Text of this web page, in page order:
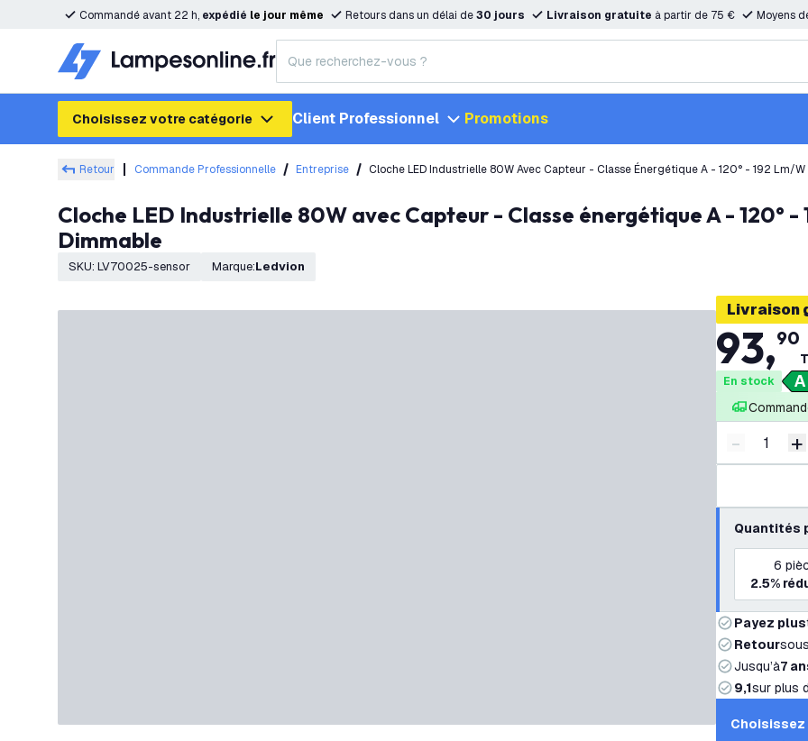
Commandé avant 22 h, expédié le jour même Retours dans un délai de30 jours Livraison gratuite à partir de 75 € Moyens
Choisissez votre catégorie Client Professionnel Promotions
Retour Commande Professionnelle Entreprise Cloche LED Industrielle 80W Avec Capteur - Classe Énergétique A - 120° - 192 Lm/
Cloche LED Industrielle 80W avec Capteur - Classe énergétique A - 120° - 192 Lm/W - 4000K - IP65 -
Dimmable
SKU: LV70025-sensor Marque: Ledvion
Livraison
93,90
En stock
Diminuer
- +
Quantités
6
2.5%
Payez plus
Retoursous
Jusqu’à7
9,1sur plus